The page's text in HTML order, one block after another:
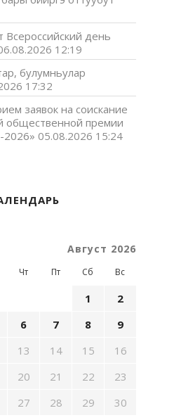
Всероссийский день
12:19
булумньулар
17:32
заявок на соискание
общественной премии
2026» 05.08.2026 15:24
Август 2026
Чт Пт Сб Вс
1
2
6 7 8
9
13 14 15
16
20 21 22
23
27 28 29
30